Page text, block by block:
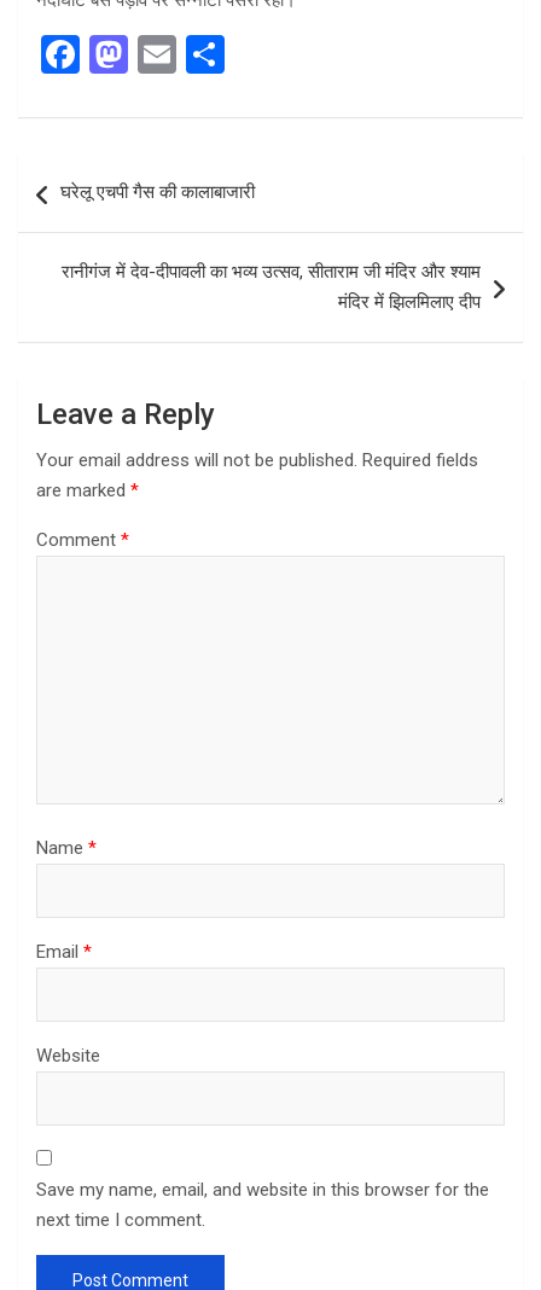
F
ce
o
o
k
M
st
o
d
o
n
E
ail ar
navigation
घरेलू एचपी गैस की कालाबाजारी
रानीगंज में देव-दीपावली का भव्य उत्सव, सीताराम जी मंदिर और श्याम
मंदिर में झिलमिलाए दीप
Leave a Reply
Your email address will not be published. Required fields
are marked *
Comment *
Name *
Email *
Website
Save my name, email, and website in this browser for the
next time I comment.